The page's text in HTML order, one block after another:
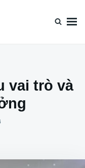
vai trò và